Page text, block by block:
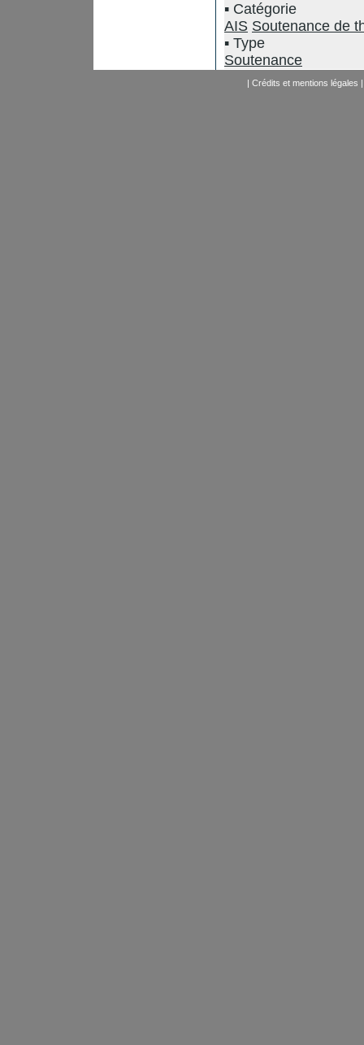
Catégorie
AIS Soutenance de
Type
Soutenance
| Crédits et mentions légales